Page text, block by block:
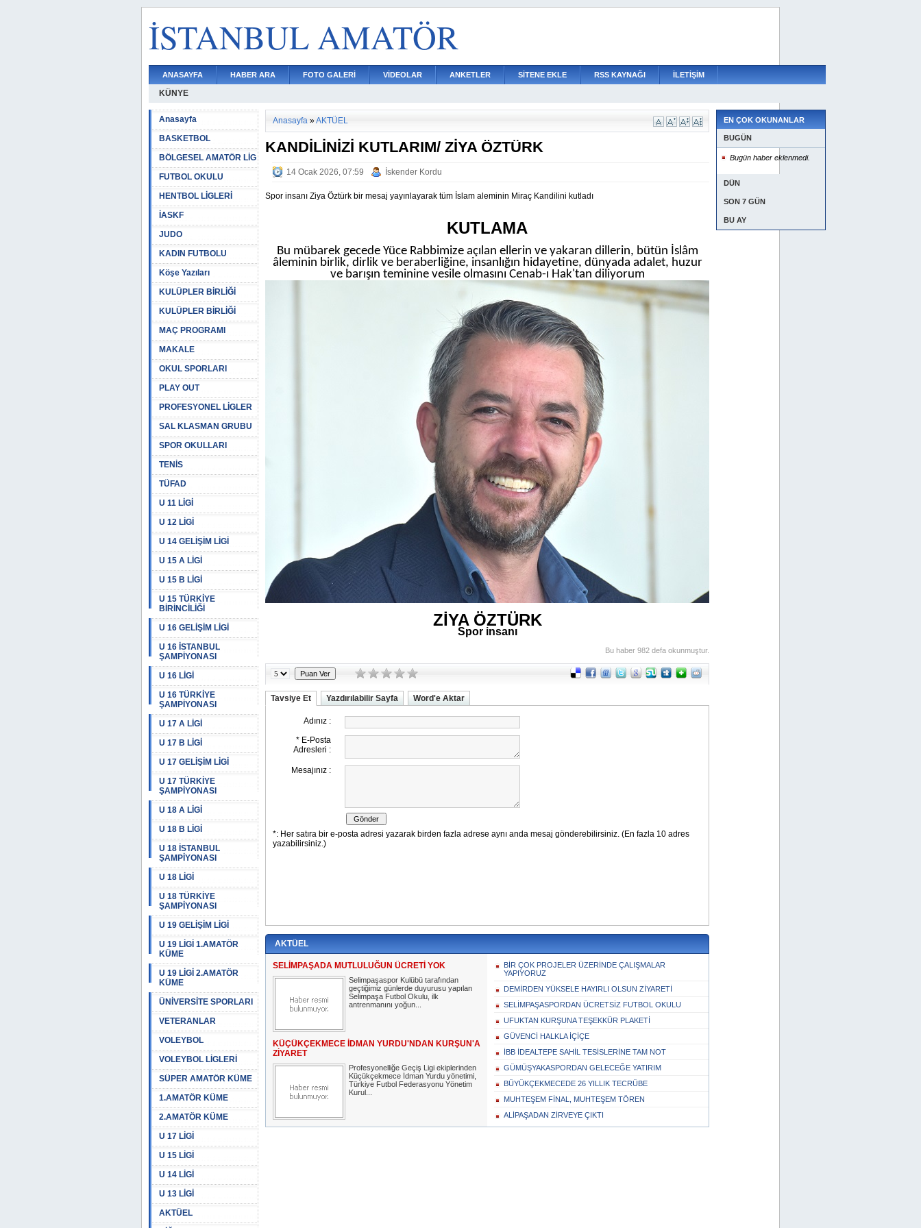
İSTANBUL AMATÖR
ANASAYFA HABER ARA FOTO GALERİ VİDEOLAR ANKETLER SİTENE EKLE RSS KAYNAĞI İLETİŞİM
KÜNYE
Anasayfa
BASKETBOL
BÖLGESEL AMATÖR LİG
FUTBOL OKULU
HENTBOL LİGLERİ
İASKF
JUDO
KADIN FUTBOLU
Köşe Yazıları
KULÜPLER BİRLİĞİ
KULÜPLER BİRLİĞİ
MAÇ PROGRAMI
MAKALE
OKUL SPORLARI
PLAY OUT
PROFESYONEL LİGLER
SAL KLASMAN GRUBU
SPOR OKULLARI
TENİS
TÜFAD
U 11 LİGİ
U 12 LİGİ
U 14 GELİŞİM LİGİ
U 15 A LİGİ
U 15 B LİGİ
U 15 TÜRKİYE
BİRİNCİLİĞİ
U 16 GELİŞİM LİGİ
U 16 İSTANBUL
ŞAMPİYONASI
U 16 LİGİ
U 16 TÜRKİYE
ŞAMPİYONASI
U 17 A LİGİ
U 17 B LİGİ
U 17 GELİŞİM LİGİ
U 17 TÜRKİYE
ŞAMPİYONASI
U 18 A LİGİ
U 18 B LİGİ
U 18 İSTANBUL
ŞAMPİYONASI
U 18 LİGİ
U 18 TÜRKİYE
ŞAMPİYONASI
U 19 GELİŞİM LİGİ
U 19 LİGİ 1.AMATÖR
KÜME
U 19 LİGİ 2.AMATÖR
KÜME
ÜNİVERSİTE SPORLARI
VETERANLAR
VOLEYBOL
VOLEYBOL LİGLERİ
SÜPER AMATÖR KÜME
1.AMATÖR KÜME
2.AMATÖR KÜME
U 17 LİGİ
U 15 LİGİ
U 14 LİGİ
U 13 LİGİ
AKTÜEL
Anasayfa »AKTÜEL
KANDİLİNİZİ KUTLARIM/ ZİYA ÖZTÜRK
14 Ocak 2026, 07:59 İskender Kordu
Spor insanı Ziya Öztürk bir mesaj yayınlayarak tüm İslam aleminin Miraç Kandilini kutladı
KUTLAMA
Bu mübarek gecede Yüce Rabbimize açılan ellerin ve yakaran dillerin, bütün İslâm
âleminin birlik, dirlik ve beraberliğine, insanlığın hidayetine, dünyada adalet, huzur
ve barışın teminine vesile olmasını Cenab-ı Hak'tan diliyorum
ZİYA ÖZTÜRK
Spor insanı
Bu haber 982 defa okunmuştur.
Tavsiye Et Yazdırılabilir Sayfa Word'e Aktar
AKTÜEL
SELİMPAŞADA MUTLULUĞUN ÜCRETİ YOK
Selimpaşaspor Kulübü tarafından
geçtiğimiz günlerde duyurusu yapılan
Selimpaşa Futbol Okulu, ilk
antrenmanını yoğun...
KÜÇÜKÇEKMECE İDMAN YURDU'NDAN KURŞUN'A
ZİYARET
Profesyonelliğe Geçiş Ligi ekiplerinden
Küçükçekmece İdman Yurdu yönetimi,
Türkiye Futbol Federasyonu Yönetim
Kurul...
BİR ÇOK PROJELER ÜZERİNDE ÇALIŞMALAR
YAPIYORUZ
DEMİRDEN YÜKSELE HAYIRLI OLSUN ZİYARETİ
SELİMPAŞASPORDAN ÜCRETSİZ FUTBOL OKULU
UFUKTAN KURŞUNA TEŞEKKÜR PLAKETİ
GÜVENCİ HALKLA İÇİÇE
İBB İDEALTEPE SAHİL TESİSLERİNE TAM NOT
GÜMÜŞYAKASPORDAN GELECEĞE YATIRIM
BÜYÜKÇEKMECEDE 26 YILLIK TECRÜBE
MUHTEŞEM FİNAL, MUHTEŞEM TÖREN
ALİPAŞADAN ZİRVEYE ÇIKTI
EN ÇOK OKUNANLAR
BUGÜN
Bugün haber eklenmedi.
DÜN
SON 7 GÜN
BU AY